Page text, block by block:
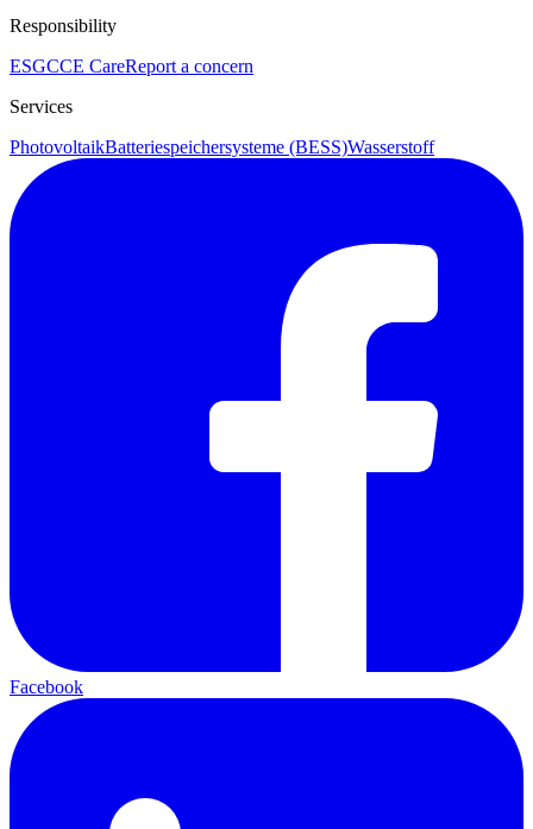
Responsibility
ESGCCE CareReport a concern
Services
PhotovoltaikBatteriespeichersysteme (BESS)Wasserstoff
Facebook